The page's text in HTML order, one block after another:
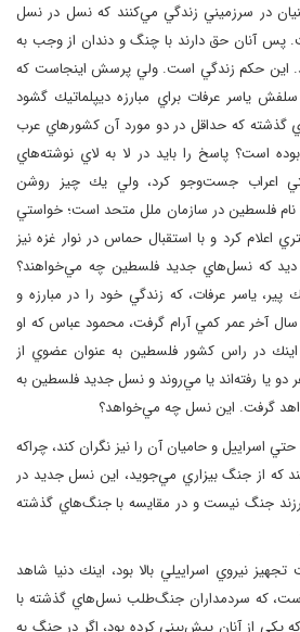
در سرزميني زندگي مي‌كنند كه نسل در نسل
پس آنان حق دارند با چنگ و دندان از وجب به
اين حكم زندگي است. ولي پرسش اينجاست كه
ياسر عرفات براي مبارزه ديپلماتيك گشود
گذشته كه حداقل در دو مورد آن كشورهاي عرب
است؟ پاسخ را بايد در لا به لاي نوشته‌هاي
اعراب جست‌وجو كرد، ولي يك چيز روشن
نام فلسطين در سازمان ملل متحد است؛ خواستي
اعلام كرد و با استقبال حماس در نوار غزه نيز
ديد كه نسل‌هاي جديد فلسطين چه مي‌خواهند؟
ياسر عرفات، كه زندگي خود را در مبارزه و
آخر عمر كمي آرام گرفت، محمود عباس كه او
در راس كشور فلسطين به عنوان عضوي از
دو يا رفته‌اند يا مي‌روند و نسل جديد فلسطين به
گرفت. اين نسل چه مي‌خواهد؟
و حاميان آن را نيز نگران كند، چراكه
كه از جنگ بيزاري مي‌جويد، اين نسل جديد در
جنگ نيست و در مقايسه با جنگ‌هاي گذشته
نيروي اسراييلي بالا بود، اينك دنيا شاهد
كه سردمداران جنگ‌طلب نسل‌هاي گذشته با
يكي از آ‌نان پيش‌بيني كرده بود، اگر در جنگ به